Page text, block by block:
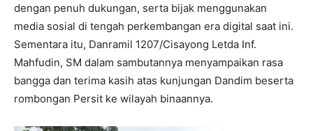
dengan penuh dukungan, serta bijak menggunakan
media sosial di tengah perkembangan era digital saat ini.
Sementara itu, Danramil 1207/Cisayong Letda Inf.
Mahfudin, SM dalam sambutannya menyampaikan rasa
bangga dan terima kasih atas kunjungan Dandim beserta
rombongan Persit ke wilayah binaannya.